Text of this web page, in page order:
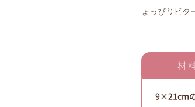
ょっぴりビタ
材
9×21cm